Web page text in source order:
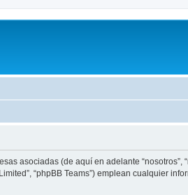
asociadas (de aquí en adelante “nosotros”,
“phpBB Teams”) emplean cualquier